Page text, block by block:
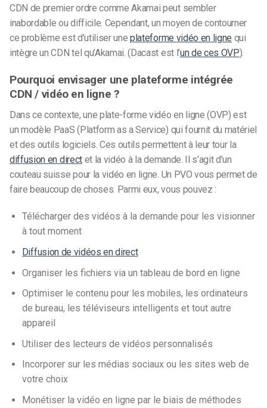
CDN de premier ordre comme Akamai peut sembler
inabordable ou difficile. Cependant, un moyen de contourner
ce problème est d’utiliser uneplateforme vidéo en ligne qui
intègre un CDN tel qu’Akamai. (Dacast est l’un de ces OVP).
Pourquoi envisager une plateforme intégrée
CDN / vidéo en ligne ?
Dans ce contexte, une plate-forme vidéo en ligne (OVP) est
un modèle PaaS (Platform as a Service) qui fournit du matériel
et des outils logiciels. Ces outils permettent à leur tour la
diffusion en directet la vidéo à la demande. Il s’agit d’un
couteau suisse pour la vidéo en ligne. Un PVO vous permet de
faire beaucoup de choses. Parmi eux, vous pouvez :
Télécharger des vidéos à la demande pour les visionner
à tout moment
Diffusion de vidéos en direct
Organiser les fichiers via un tableau de bord en ligne
Optimiser le contenu pour les mobiles, les ordinateurs
de bureau, les téléviseurs intelligents et tout autre
appareil
Utiliser des lecteurs de vidéos personnalisés
Incorporer sur les médias sociaux ou les sites web de
votre choix
Monétiser la vidéo en ligne par le biais de méthodes